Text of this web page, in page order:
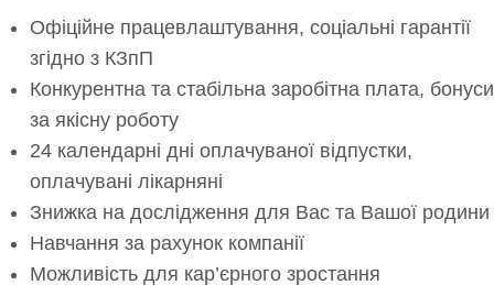
Офіційне працевлаштування, соціальні гарантії
згідно з КЗпП
Конкурентна та стабільна заробітна плата, бонуси
за якісну роботу
24 календарні дні оплачуваної відпустки,
оплачувані лікарняні
Знижка на дослідження для Вас та Вашої родини
Навчання за рахунок компанії
Можливість для кар’єрного зростання